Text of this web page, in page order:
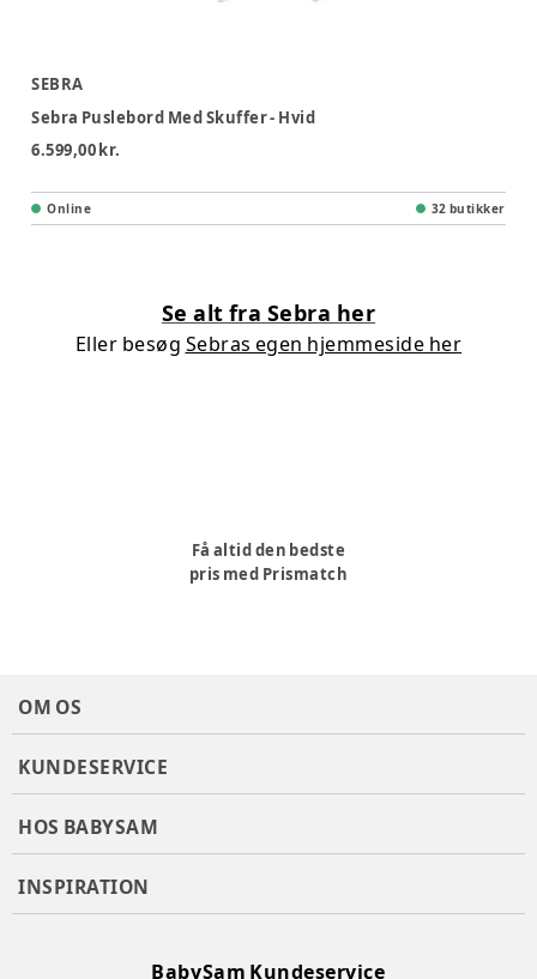
SEBRA
Sebra Puslebord Med Skuffer - Hvid
6.599,00 kr.
Online 32 butikker
Se alt fra Sebra her
Eller besøg Sebras egen hjemmeside her
Få altid den bedste
pris med Prismatch
OM OS
KUNDESERVICE
HOS BABYSAM
INSPIRATION
BabySam Kundeservice